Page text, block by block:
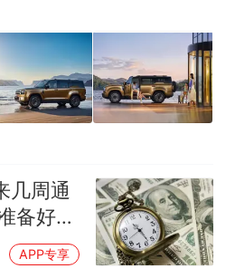
几周通
备好加
APP专享